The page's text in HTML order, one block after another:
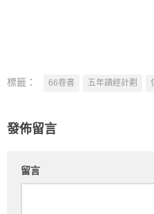
標籤： 66卷書 五年讀經計劃
發佈留言
留言